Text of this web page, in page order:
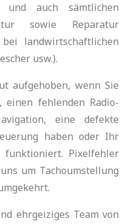
und auch sämtlichen
sowie Reparatur
landwirtschaftlichen
usw.).
aufgehoben, wenn Sie
einen fehlenden Radio-
eine defekte
haben oder Ihr
funktioniert. Pixelfehler
um Tachoumstellung
ehrgeiziges Team von